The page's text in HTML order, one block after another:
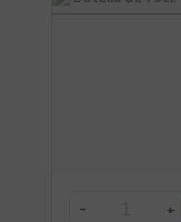
- +